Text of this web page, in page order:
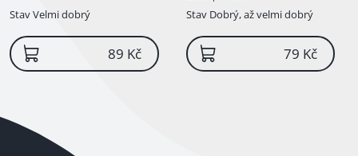
StavVelmi dobrý
89 Kč
nápadité básničky,
veršované hádanky,
upevnění slovní zásoby
Stav Dobrý, až velmi dobrý
79 Kč